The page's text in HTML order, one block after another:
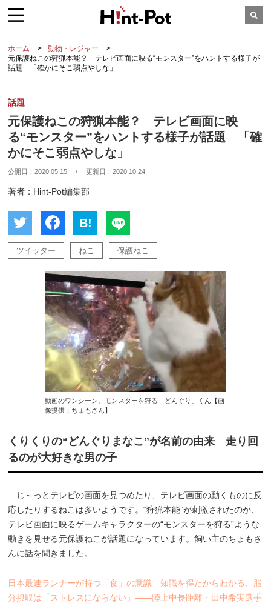
ホーム
動物・レジャー
元保護ねこの狩猟本能？ テレビ画面に映る“モンスター”をハントする様子が
話題 「確かにそこ弱点やしな」
話題
元保護ねこの狩猟本能？ テレビ画面に映
る“モンスター”をハントする様子が話題 「確
かにそこ弱点やしな」
公開日：2020.05.15 / 更新日：2020.10.24
著者：Hint-Pot編集部
B!
ツイッター ねこ 保護ねこ
動画のワンシーン。モンスターを狩る「どんぐり」くん【画
像提供：ちょもさん】
くりくりの“どんぐりまなこ”が名前の由来 走り回
るのが大好きな男の子
じ～っとテレビの画面を見つめたり、テレビ画面の動くものに反
応したりするねこは多いようです。“狩猟本能”が刺激されたのか、
テレビ画面に映るゲームキャラクターの“モンスターを狩る”ような
動きを見せる元保護ねこが話題になっています。飼い主のちょもさ
んに話を聞きました。
日本最速ランナーが持つ「食」の意識 知識を得たからわかる、脂
分摂取は「ストレスにならない」――陸上中長距離・田中希実選手